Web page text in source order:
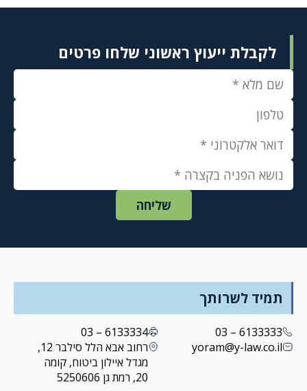
לקבלת ייעוץ ראשוני שלחו פרטים
תמיד לשרותך
6133333 – 03
6133334 – 03
yoram@y-law.co.il
רחוב אבא הלל סילבר 12,
מגדל איילון ביטוח, קומה
20, רמת גן 5250606